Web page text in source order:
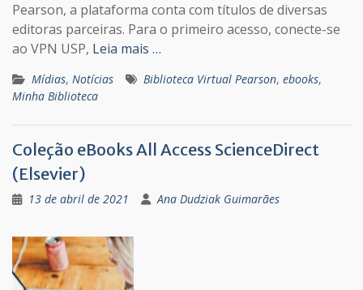
Pearson, a plataforma conta com títulos de diversas
editoras parceiras. Para o primeiro acesso, conecte-se
ao VPN USP, Leia mais …
Mídias, Notícias Biblioteca Virtual Pearson, ebooks,
Minha Biblioteca
Coleção eBooks All Access ScienceDirect
(Elsevier)
13 de abril de 2021 Ana Dudziak Guimarães